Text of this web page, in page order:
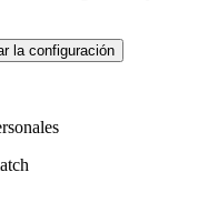
la configuración